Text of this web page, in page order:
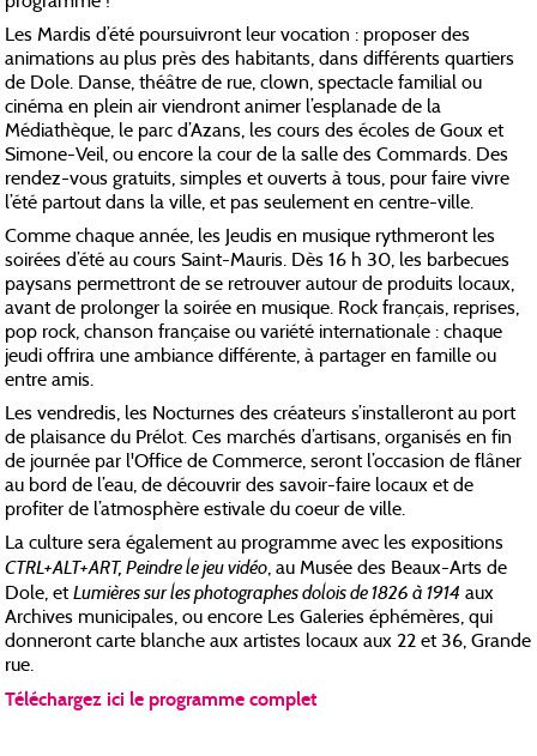
Les Mardis d’été poursuivront leur vocation : proposer des
animations au plus près des habitants, dans différents quartiers
de Dole. Danse, théâtre de rue, clown, spectacle familial ou
cinéma en plein air viendront animer l’esplanade de la
Médiathèque, le parc d’Azans, les cours des écoles de Goux et
Simone-Veil, ou encore la cour de la salle des Commards. Des
rendez-vous gratuits, simples et ouverts à tous, pour faire vivre
l’été partout dans la ville, et pas seulement en centre-ville.
Comme chaque année, les Jeudis en musique rythmeront les
soirées d’été au cours Saint-Mauris. Dès 16 h 30, les barbecues
paysans permettront de se retrouver autour de produits locaux,
avant de prolonger la soirée en musique. Rock français, reprises,
pop rock, chanson française ou variété internationale : chaque
jeudi offrira une ambiance différente, à partager en famille ou
entre amis.
Les vendredis, les Nocturnes des créateurs s’installeront au port
de plaisance du Prélot. Ces marchés d’artisans, organisés en fin
de journée par l'Office de Commerce, seront l’occasion de flâner
au bord de l’eau, de découvrir des savoir-faire locaux et de
profiter de l’atmosphère estivale du coeur de ville.
La culture sera également au programme avec les expositions
CTRL+ALT+ART, Peindre le jeu vidéo, au Musée des Beaux-Arts de
Dole, etLumières sur les photographes dolois de 1826 à 1914 aux
Archives municipales, ou encore Les Galeries éphémères, qui
donneront carte blanche aux artistes locaux aux 22 et 36, Grande
rue.
Téléchargez ici le programme complet